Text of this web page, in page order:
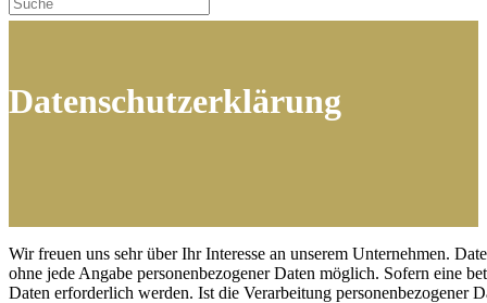
Datenschutzerklärung
Wir freuen uns sehr über Ihr Interesse an unserem Unternehmen.
ohne jede Angabe personenbezogener Daten möglich. Sofern eine
Daten erforderlich werden. Ist die Verarbeitung personenbezogener